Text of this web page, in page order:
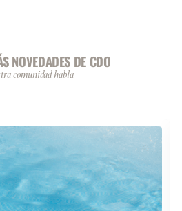
NOVEDADES DE CDO
comunidad habla